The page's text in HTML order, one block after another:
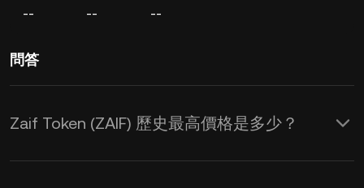
-- -- --
問答
Zaif Token (ZAIF) 歷史最高價格是多少？